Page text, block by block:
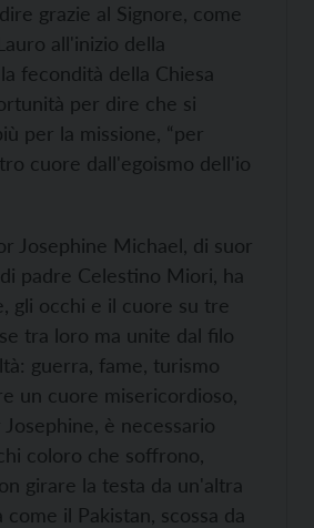
grazie al Signore, come
all'inizio della
fecondità della Chiesa
per dire che si
per la missione, “per
cuore dall'egoismo dell'io
Josephine Michael, di suor
padre Celestino Miori, ha
gli occhi e il cuore su tre
tra loro ma unite dal filo
guerra, fame, turismo
un cuore misericordioso,
è necessario
coloro che soffrono,
girare la testa da un'altra
il Pakistan, scossa da